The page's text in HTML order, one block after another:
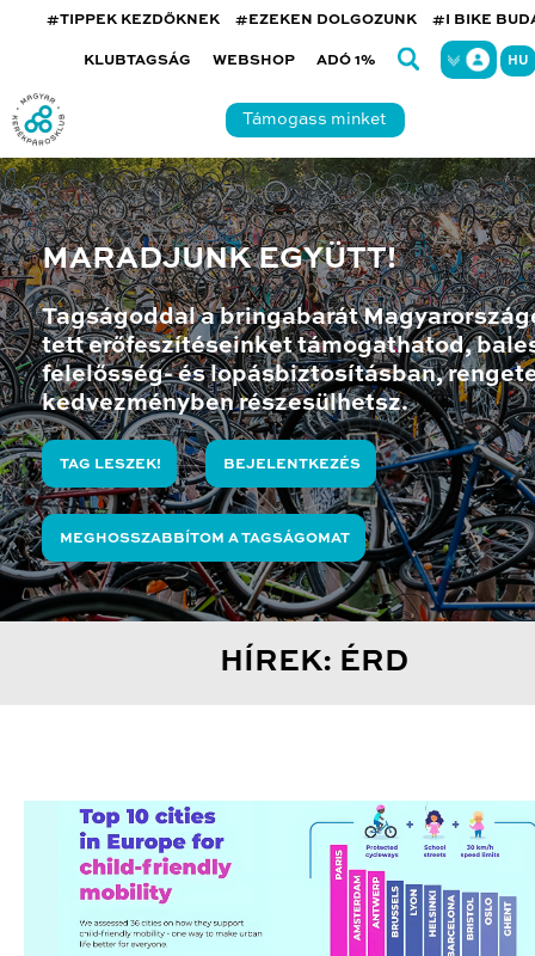
#TIPPEK KEZDŐKNEK #EZEKEN DOLGOZUNK #I BIKE
KLUBTAGSÁG WEBSHOP ADÓ 1% HU
Támogass minket
MARADJUNK EGYÜTT!
Tagságoddal a bringabarát
tett erőfeszítéseinket támogathatod,
felelősség- és lopásbiztosításban,
kedvezményben részesülhetsz.
TAG LESZEK! BEJELENTKEZÉS
MEGHOSSZABBÍTOM A TAGSÁGOMAT
HÍREK: ÉRD